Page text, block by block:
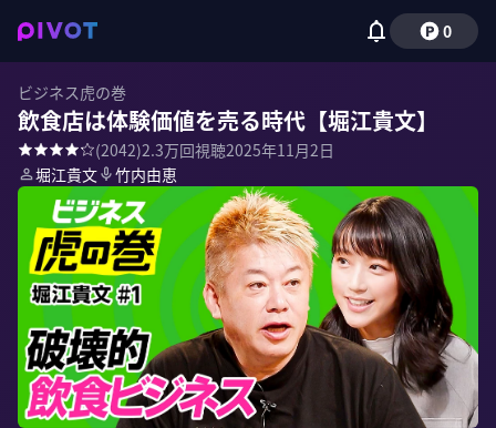
0
ビジネス虎の巻
飲食店は体験価値を売る時代【堀江貴文】
(2042)2.3万回視聴2025年11月2日
堀江貴文
竹内由恵